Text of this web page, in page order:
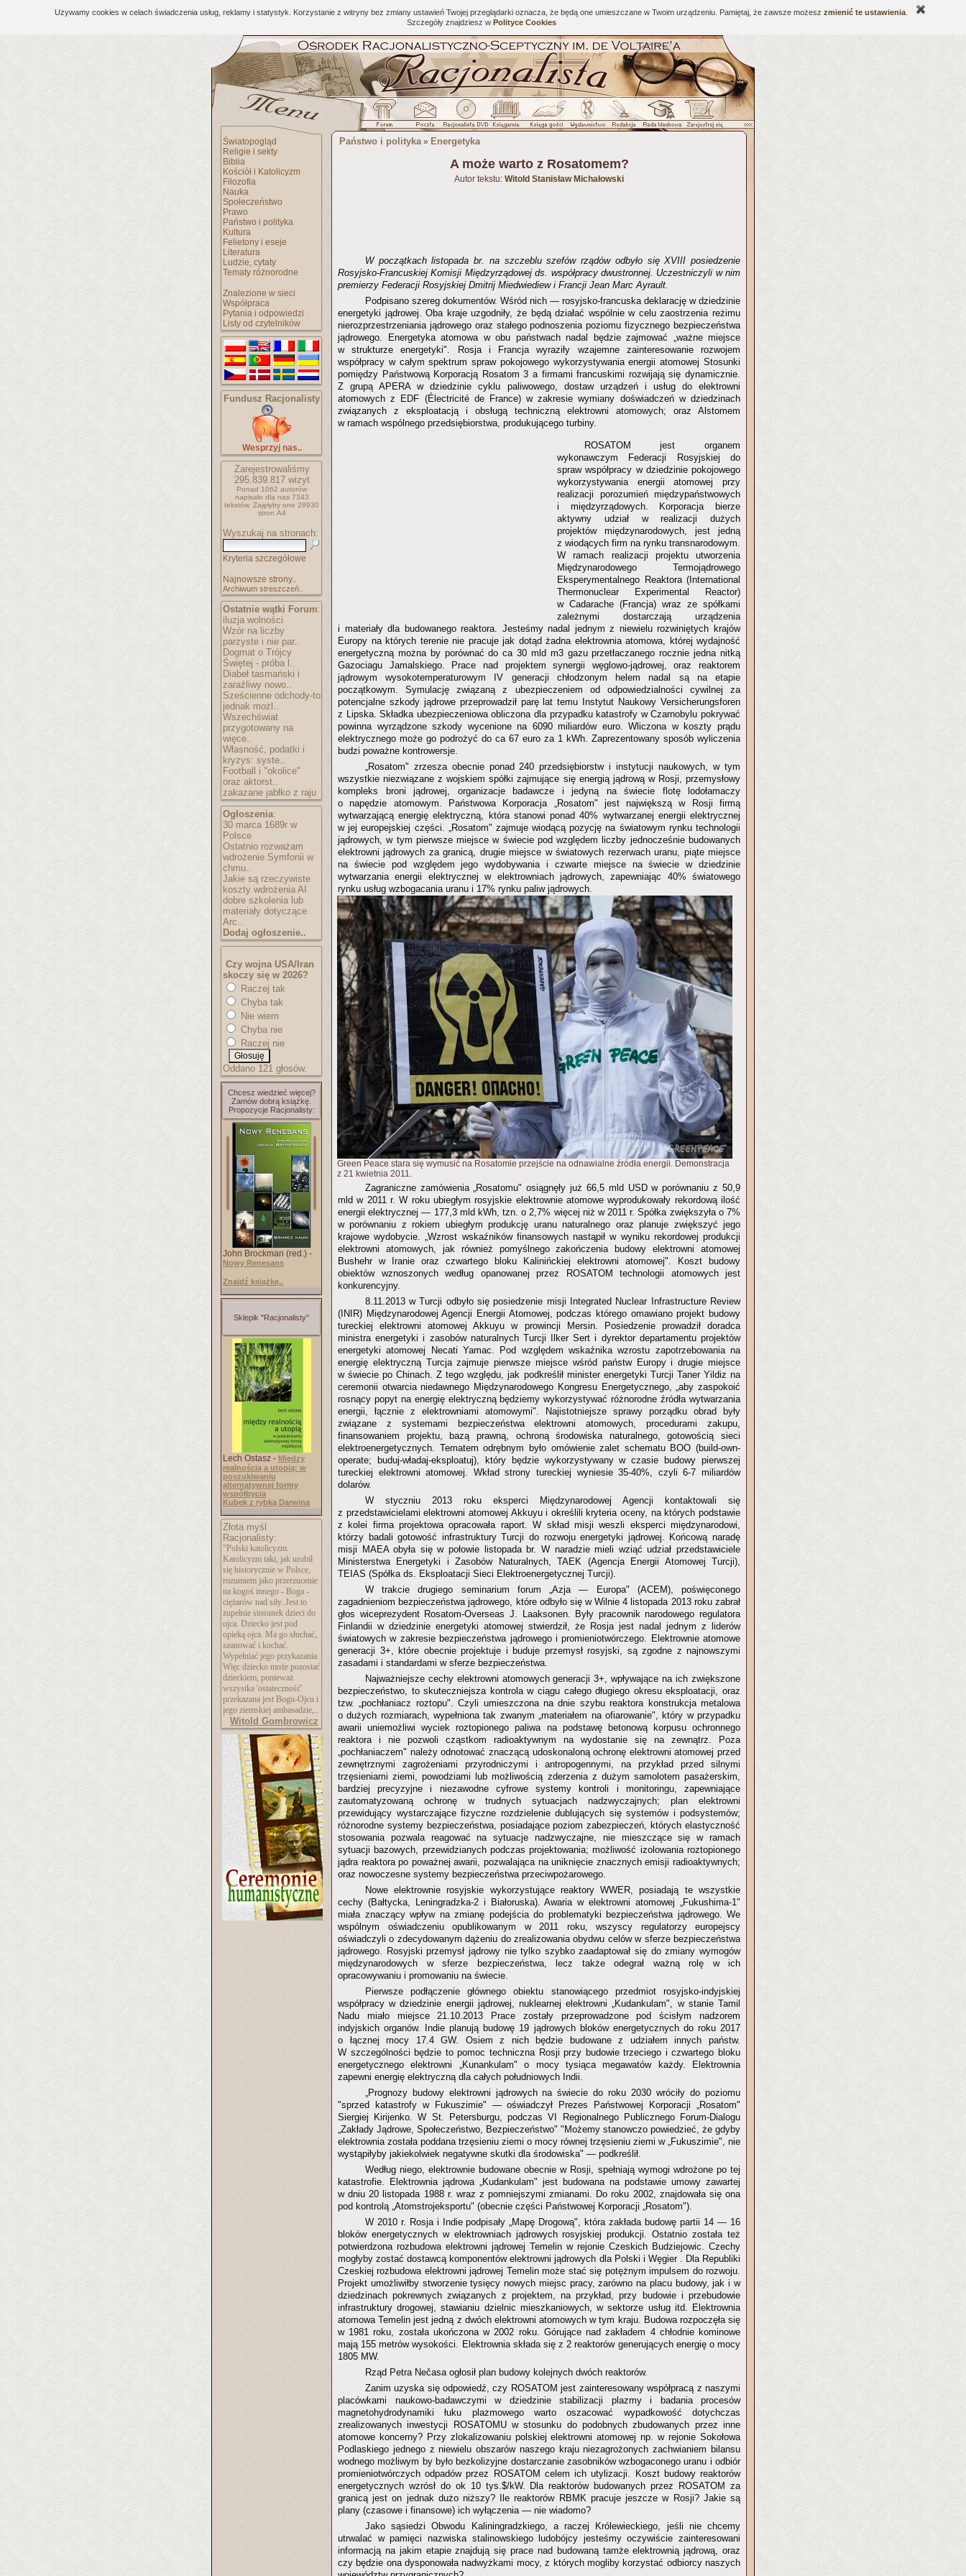
Używamy cookies w celach świadczenia usług, reklamy i statystyk. Korzystanie z witryny bez zmiany ustawień Twojej przeglądarki oznacza, że będą one umieszczane w Twoim urządzeniu. Pamiętaj, że zawsze możesz zmienić te ustawienia
Szczegóły znajdziesz w Polityce Cookies
Światopogląd
Religie i sekty
Biblia
Kościół i Katolicyzm
Filozofia
Nauka
Społeczeństwo
Prawo
Państwo i polityka
Kultura
Felietony i eseje
Literatura
Ludzie, cytaty
Tematy różnorodne
Znalezione w sieci
Współpraca
Pytania i odpowiedzi
Listy od czytelników
Fundusz Racjonalisty
Wesprzyj nas..
Zarejestrowaliśmy
295.839.817wizyt
Ponad 1062 autorów
napisało dla nas 7343
tekstów. Zajęłyby one 28930
stron A4
Wyszukaj na stronach:
Kryteria szczegółowe
Najnowsze strony..
Archiwum streszczeń..
Ostatnie wątki Forum:
iluzja wolności
Wzór na liczby
parzyste i nie par..
Dogmat o Trójcy
Świętej - próba l..
Diabeł tasmański i
zaraźliwy nowo..
Sześcienne odchody-to
jednak możl..
Wszechświat
przygotowany na
więce..
Własność, podatki i
kryzys: syste..
Football i "okolice"
oraz aktorst..
zakazane jabłko z raju
Ogłoszenia:
30 marca 1689r w
Polsce
Ostatnio rozważam
wdrożenie Symfonii w
chmu..
Jakie są rzeczywiste
koszty wdrożenia AI
dobre szkolenia lub
materiały dotyczące
Arc..
Dodaj ogłoszenie..
Czy wojna USA/Iran
skoczy się w 2026?
Raczej tak
Chyba tak
Nie wiem
Chyba nie
Raczej nie
Oddano 121 głosów.
Chcesz wiedzieć więcej?
Zamów dobrą książkę.
Propozycje Racjonalisty:
John Brockman (red.) -
Nowy Renesans
Znajdź książkę..
Sklepik "Racjonalisty"
Lech Ostasz - Między
realnością a utopią: w
poszukiwaniu
alternatywnej formy
współbycia
Kubek z rybką Darwina
Złota myśl
Racjonalisty:
"Polski katolicyzm.
Katolicyzm taki, jak urobił
się historycznie w Polsce,
rozumiem jako przerzucenie
na kogoś innego - Boga -
ciężarów nad siły. Jest to
zupełnie stosunek dzieci do
ojca. Dziecko jest pod
opieką ojca. Ma go słuchać,
szanować i kochać.
Wypełniać jego przykazania.
Więc dziecko może pozostać
dzieckiem, ponieważ
wszystka 'ostateczność'
przekazana jest Bogu-Ojcu i
jego ziemskiej ambasadzie,..
Witold Gombrowicz
Państwo i polityka» Energetyka
A może warto z Rosatomem?
Autor tekstu: Witold Stanisław Michałowski
W początkach listopada br. na szczeblu szefów rządów odbyło się XVIII posiedzenie
Rosyjsko-Francuskiej Komisji Międzyrządowej ds. współpracy dwustronnej. Uczestniczyli w nim
premierzy Federacji Rosyjskiej Dmitrij Miedwiediew i Francji Jean Marc Ayrault.
Podpisano szereg dokumentów. Wśród nich — rosyjsko-francuska deklarację w dziedzinie
energetyki jądrowej. Oba kraje uzgodniły, że będą działać wspólnie w celu zaostrzenia reżimu
nierozprzestrzeniania jądrowego oraz stałego podnoszenia poziomu fizycznego bezpieczeństwa
jądrowego. Energetyka atomowa w obu państwach nadal będzie zajmować „ważne miejsce
w strukturze energetyki". Rosja i Francja wyraziły wzajemne zainteresowanie rozwojem
współpracy w całym spektrum spraw pokojowego wykorzystywania energii atomowej Stosunki
pomiędzy Państwową Korporacją Rosatom 3 a firmami francuskimi rozwijają się dynamicznie.
Z grupą APERA w dziedzinie cyklu paliwowego, dostaw urządzeń i usług do elektrowni
atomowych z EDF (Électricité de France) w zakresie wymiany doświadczeń w dziedzinach
związanych z eksploatacją i obsługą techniczną elektrowni atomowych; oraz Alstomem
w ramach wspólnego przedsiębiorstwa, produkującego turbiny.
ROSATOM jest organem
wykonawczym Federacji Rosyjskiej do
spraw współpracy w dziedzinie pokojowego
wykorzystywania energii atomowej przy
realizacji porozumień międzypaństwowych
i międzyrządowych. Korporacja bierze
aktywny udział w realizacji dużych
projektów międzynarodowych, jest jedną
z wiodących firm na rynku transnarodowym.
W ramach realizacji projektu utworzenia
Międzynarodowego Termojądrowego
Eksperymentalnego Reaktora (International
Thermonuclear Experimental Reactor)
w Cadarache (Francja) wraz ze spółkami
zależnymi dostarczają urządzenia
i materiały dla budowanego reaktora. Jesteśmy nadal jednym z niewielu rozwiniętych krajów
Europy na których terenie nie pracuje jak dotąd żadna elektrownia atomowa, której wydajność
energetyczną można by porównać do ca 30 mld m3 gazu przetłaczanego rocznie jedna nitką
Gazociagu Jamalskiego. Prace nad projektem synergii węglowo-jądrowej, oraz reaktorem
jądrowym wysokotemperaturowym IV generacji chłodzonym helem nadal są na etapie
początkowym. Symulację związaną z ubezpieczeniem od odpowiedzialności cywilnej za
potencjalne szkody jądrowe przeprowadził parę lat temu Instytut Naukowy Versicherungsforen
z Lipska. Składka ubezpieczeniowa obliczona dla przypadku katastrofy w Czarnobylu pokrywać
powinna wyrządzone szkody wycenione na 6090 miliardów euro. Wliczona w koszty prądu
elektrycznego może go podrożyć do ca 67 euro za 1 kWh. Zaprezentowany sposób wyliczenia
budzi poważne kontrowersje.
„Rosatom" zrzesza obecnie ponad 240 przedsiębiorstw i instytucji naukowych, w tym
wszystkie niezwiązane z wojskiem spółki zajmujące się energią jądrową w Rosji, przemysłowy
kompleks broni jądrowej, organizacje badawcze i jedyną na świecie flotę lodołamaczy
o napędzie atomowym. Państwowa Korporacja „Rosatom" jest największą w Rosji firmą
wytwarzającą energię elektryczną, która stanowi ponad 40% wytwarzanej energii elektrycznej
w jej europejskiej części. „Rosatom" zajmuje wiodącą pozycję na światowym rynku technologii
jądrowych, w tym pierwsze miejsce w świecie pod względem liczby jednocześnie budowanych
elektrowni jądrowych za granicą, drugie miejsce w światowych rezerwach uranu, piąte miejsce
na świecie pod względem jego wydobywania i czwarte miejsce na świecie w dziedzinie
wytwarzania energii elektrycznej w elektrowniach jądrowych, zapewniając 40% światowego
rynku usług wzbogacania uranu i 17% rynku paliw jądrowych.
Green Peace stara się wymusić na Rosatomie przejście na odnawialne źródła energii. Demonstracja
z 21 kwietnia 2011.
Zagraniczne zamówienia „Rosatomu" osiągnęły już 66,5 mld USD w porównaniu z 50,9
mld w 2011 r. W roku ubiegłym rosyjskie elektrownie atomowe wyprodukowały rekordową ilość
energii elektrycznej — 177,3 mld kWh, tzn. o 2,7% więcej niż w 2011 r. Spółka zwiększyła o 7%
w porównaniu z rokiem ubiegłym produkcję uranu naturalnego oraz planuje zwiększyć jego
krajowe wydobycie. „Wzrost wskaźników finansowych nastąpił w wyniku rekordowej produkcji
elektrowni atomowych, jak również pomyślnego zakończenia budowy elektrowni atomowej
Bushehr w Iranie oraz czwartego bloku Kalinińckiej elektrowni atomowej". Koszt budowy
obiektów wznoszonych według opanowanej przez ROSATOM technologii atomowych jest
konkurencyjny.
8.11.2013 w Turcji odbyło się posiedzenie misji Integrated Nuclear Infrastructure Review
(INIR) Międzynarodowej Agencji Energii Atomowej, podczas którego omawiano projekt budowy
tureckiej elektrowni atomowej Akkuyu w prowincji Mersin. Posiedzenie prowadził doradca
ministra energetyki i zasobów naturalnych Turcji Ilker Sert i dyrektor departamentu projektów
energetyki atomowej Necati Yamac. Pod względem wskaźnika wzrostu zapotrzebowania na
energię elektryczną Turcja zajmuje pierwsze miejsce wśród państw Europy i drugie miejsce
w świecie po Chinach. Z tego względu, jak podkreślił minister energetyki Turcji Taner Yildiz na
ceremonii otwarcia niedawnego Międzynarodowego Kongresu Energetycznego, „aby zaspokoić
rosnący popyt na energię elektryczną będziemy wykorzystywać różnorodne źródła wytwarzania
energii, łącznie z elektrowniami atomowymi". Najistotniejsze sprawy porządku obrad były
związane z systemami bezpieczeństwa elektrowni atomowych, procedurami zakupu,
finansowaniem projektu, bazą prawną, ochroną środowiska naturalnego, gotowością sieci
elektroenergetycznych. Tematem odrębnym było omówienie zalet schematu BOO (build-own-
operate; buduj-władaj-eksploatuj), który będzie wykorzystywany w czasie budowy pierwszej
tureckiej elektrowni atomowej. Wkład strony tureckiej wyniesie 35-40%, czyli 6-7 miliardów
dolarów.
W styczniu 2013 roku eksperci Międzynarodowej Agencji kontaktowali się
z przedstawicielami elektrowni atomowej Akkuyu i określili kryteria oceny, na których podstawie
z kolei firma projektowa opracowała raport. W skład misji weszli eksperci międzynarodowi,
którzy badali gotowość infrastruktury Turcji do rozwoju energetyki jądrowej. Końcową naradę
misji MAEA obyła się w połowie listopada br. W naradzie mieli wziąć udział przedstawiciele
Ministerstwa Energetyki i Zasobów Naturalnych, TAEK (Agencja Energii Atomowej Turcji),
TEIAS (Spółka ds. Eksploatacji Sieci Elektroenergetycznej Turcji).
W trakcie drugiego seminarium forum „Azja — Europa" (ACEM), poświęconego
zagadnieniom bezpieczeństwa jądrowego, które odbyło się w Wilnie 4 listopada 2013 roku zabrał
głos wiceprezydent Rosatom-Overseas J. Laaksonen. Były pracownik narodowego regulatora
Finlandii w dziedzinie energetyki atomowej stwierdził, że Rosja jest nadal jednym z liderów
światowych w zakresie bezpieczeństwa jądrowego i promieniotwórczego. Elektrownie atomowe
generacji 3+, które obecnie projektuje i buduje przemysł rosyjski, są zgodne z najnowszymi
zasadami i standardami w sferze bezpieczeństwa.
Najważniejsze cechy elektrowni atomowych generacji 3+, wpływające na ich zwiększone
bezpieczeństwo, to skuteczniejsza kontrola w ciągu całego długiego okresu eksploatacji, oraz
tzw. „pochłaniacz roztopu". Czyli umieszczona na dnie szybu reaktora konstrukcja metalowa
o dużych rozmiarach, wypełniona tak zwanym „materiałem na ofiarowanie", który w przypadku
awarii uniemożliwi wyciek roztopionego paliwa na podstawę betonową korpusu ochronnego
reaktora i nie pozwoli cząstkom radioaktywnym na wydostanie się na zewnątrz. Poza
„pochłaniaczem" należy odnotować znaczącą udoskonaloną ochronę elektrowni atomowej przed
zewnętrznymi zagrożeniami przyrodniczymi i antropogennymi, na przykład przed silnymi
trzęsieniami ziemi, powodziami lub możliwością zderzenia z dużym samolotem pasażerskim,
bardziej precyzyjne i niezawodne cyfrowe systemy kontroli i monitoringu, zapewniające
zautomatyzowaną ochronę w trudnych sytuacjach nadzwyczajnych; plan elektrowni
przewidujący wystarczające fizyczne rozdzielenie dublujących się systemów i podsystemów;
różnorodne systemy bezpieczeństwa, posiadające poziom zabezpieczeń, których elastyczność
stosowania pozwala reagować na sytuacje nadzwyczajne, nie mieszczące się w ramach
sytuacji bazowych, przewidzianych podczas projektowania; możliwość izolowania roztopionego
jądra reaktora po poważnej awarii, pozwalająca na uniknięcie znacznych emisji radioaktywnych;
oraz nowoczesne systemy bezpieczeństwa przeciwpożarowego.
Nowe elektrownie rosyjskie wykorzystujące reaktory WWER, posiadają te wszystkie
cechy (Bałtycka, Leningradzka-2 i Białoruska). Awaria w elektrowni atomowej „Fukushima-1"
miała znaczący wpływ na zmianę podejścia do problematyki bezpieczeństwa jądrowego. We
wspólnym oświadczeniu opublikowanym w 2011 roku, wszyscy regulatorzy europejscy
oświadczyli o zdecydowanym dążeniu do zrealizowania obydwu celów w sferze bezpieczeństwa
jądrowego. Rosyjski przemysł jądrowy nie tylko szybko zaadaptował się do zmiany wymogów
międzynarodowych w sferze bezpieczeństwa, lecz także odegrał ważną rolę w ich
opracowywaniu i promowaniu na świecie.
Pierwsze podłączenie głównego obiektu stanowiącego przedmiot rosyjsko-indyjskiej
współpracy w dziedzinie energii jądrowej, nuklearnej elektrowni „Kudankulam", w stanie Tamil
Nadu miało miejsce 21.10.2013 Prace zostały przeprowadzone pod ścisłym nadzorem
indyjskich organów. Indie planują budowę 19 jądrowych bloków energetycznych do roku 2017
o łącznej mocy 17.4 GW. Osiem z nich będzie budowane z udziałem innych państw.
W szczególności będzie to pomoc techniczna Rosji przy budowie trzeciego i czwartego bloku
energetycznego elektrowni „Kunankulam" o mocy tysiąca megawatów każdy. Elektrownia
zapewni energię elektryczną dla całych południowych Indii.
„Prognozy budowy elektrowni jądrowych na świecie do roku 2030 wróciły do poziomu
"sprzed katastrofy w Fukuszimie" — oświadczył Prezes Państwowej Korporacji „Rosatom"
Siergiej Kirijenko. W St. Petersburgu, podczas VI Regionalnego Publicznego Forum-Dialogu
„Zakłady Jądrowe, Społeczeństwo, Bezpieczeństwo" "Możemy stanowczo powiedzieć, że gdyby
elektrownia została poddana trzęsieniu ziemi o mocy równej trzęsieniu ziemi w „Fukuszimie", nie
wystąpiłyby jakiekolwiek negatywne skutki dla środowiska" — podkreślił.
Według niego, elektrownie budowane obecnie w Rosji, spełniają wymogi wdrożone po tej
katastrofie. Elektrownia jądrowa „Kudankulam" jest budowana na podstawie umowy zawartej
w dniu 20 listopada 1988 r. wraz z pomniejszymi zmianami. Do roku 2002, znajdowała się ona
pod kontrolą „Atomstrojeksportu" (obecnie części Państwowej Korporacji „Rosatom").
W 2010 r. Rosja i Indie podpisały „Mapę Drogową", która zakłada budowę partii 14 — 16
bloków energetycznych w elektrowniach jądrowych rosyjskiej produkcji. Ostatnio została też
potwierdzona rozbudowa elektrowni jądrowej Temelin w rejonie Czeskich Budziejowic. Czechy
mogłyby zostać dostawcą komponentów elektrowni jądrowych dla Polski i Węgier . Dla Republiki
Czeskiej rozbudowa elektrowni jądrowej Temelin może stać się potężnym impulsem do rozwoju.
Projekt umożliwiłby stworzenie tysięcy nowych miejsc pracy, zarówno na placu budowy, jak i w
dziedzinach pokrewnych związanych z projektem, na przykład, przy budowie i przebudowie
infrastruktury drogowej, stawianiu dzielnic mieszkaniowych, w sektorze usług itd. Elektrownia
atomowa Temelin jest jedną z dwóch elektrowni atomowych w tym kraju. Budowa rozpoczęła się
w 1981 roku, została ukończona w 2002 roku. Górujące nad zakładem 4 chłodnie kominowe
mają 155 metrów wysokości. Elektrownia składa się z 2 reaktorów generujących energię o mocy
1805 MW.
Rząd Petra Nečasa ogłosił plan budowy kolejnych dwóch reaktorów.
Zanim uzyska się odpowiedź, czy ROSATOM jest zainteresowany współpracą z naszymi
placówkami naukowo-badawczymi w dziedzinie stabilizacji plazmy i badania procesów
magnetohydrodynamiki łuku plazmowego warto oszacować wypadkowość dotychczas
zrealizowanych inwestycji ROSATOMU w stosunku do podobnych zbudowanych przez inne
atomowe koncerny? Przy zlokalizowaniu polskiej elektrowni atomowej np. w rejonie Sokołowa
Podlaskiego jednego z niewielu obszarów naszego kraju niezagrożonych zachwianiem bilansu
wodnego możliwym by było bezkolizyjne dostarczanie zasobników wzbogaconego uranu i odbiór
promieniotwórczych odpadów przez ROSATOM celem ich utylizacji. Koszt budowy reaktorów
energetycznych wzrósł do ok 10 tys.$/kW. Dla reaktorów budowanych przez ROSATOM za
granicą jest on jednak dużo niższy? Ile reaktorów RBMK pracuje jeszcze w Rosji? Jakie są
plany (czasowe i finansowe) ich wyłączenia — nie wiadomo?
Jako sąsiedzi Obwodu Kaliningradzkiego, a raczej Królewieckiego, jeśli nie chcemy
utrwalać w pamięci nazwiska stalinowskiego ludobójcy jesteśmy oczywiście zainteresowani
informacją na jakim etapie znajdują się prace nad budowaną tamże elektrownią jądrową, oraz
czy będzie ona dysponowała nadwyżkami mocy, z których mogliby korzystać odbiorcy naszych